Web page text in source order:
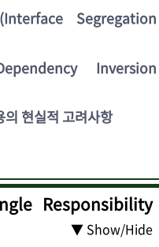
Segregation
Inversion
현실적 고려사항
Responsibility
▼ Show/Hide